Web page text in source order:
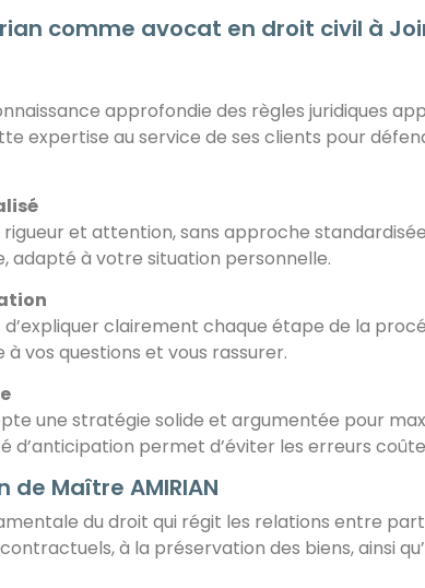
comme avocat en droit civil à
approfondie des règles juridiques
expertise au service de ses clients pour
et attention, sans approche
adapté à votre situation personnelle.
clairement chaque étape de la
vos questions et vous rassurer.
une stratégie solide et argumentée pour
d’anticipation permet d’éviter les erreurs
Maître AMIRIAN
du droit qui régit les relations entre
à la préservation des biens, ainsi